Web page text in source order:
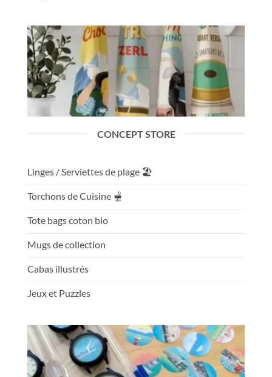
CONCEPT STORE
Linges / Serviettes de plage 🏖️
Torchons de Cuisine 🫕
Tote bags coton bio
Mugs de collection
Cabas illustrés
Jeux et Puzzles